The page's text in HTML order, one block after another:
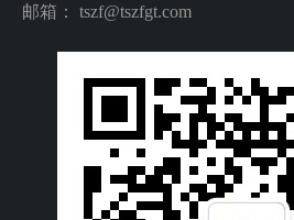
邮箱： tszf@tszfgt.com